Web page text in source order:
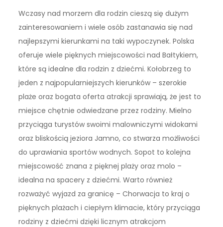
Wczasy nad morzem dla rodzin cieszą się dużym
zainteresowaniem i wiele osób zastanawia się nad
najlepszymi kierunkami na taki wypoczynek. Polska
oferuje wiele pięknych miejscowości nad Bałtykiem,
które są idealne dla rodzin z dziećmi. Kołobrzeg to
jeden z najpopularniejszych kierunków – szerokie
plaże oraz bogata oferta atrakcji sprawiają, że jest to
miejsce chętnie odwiedzane przez rodziny. Mielno
przyciąga turystów swoimi malowniczymi widokami
oraz bliskością jeziora Jamno, co stwarza możliwości
do uprawiania sportów wodnych. Sopot to kolejna
miejscowość znana z pięknej plaży oraz molo –
idealna na spacery z dziećmi. Warto również
rozważyć wyjazd za granicę – Chorwacja to kraj o
pięknych plażach i ciepłym klimacie, który przyciąga
rodziny z dziećmi dzięki licznym atrakcjom